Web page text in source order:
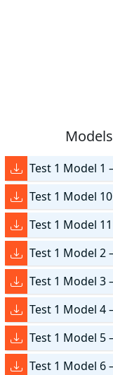
Test 1 Model 1
Test 1 Model
Test 1 Model
Test 1 Model 2
Test 1 Model 3
Test 1 Model 4
Test 1 Model 5
Test 1 Model 6